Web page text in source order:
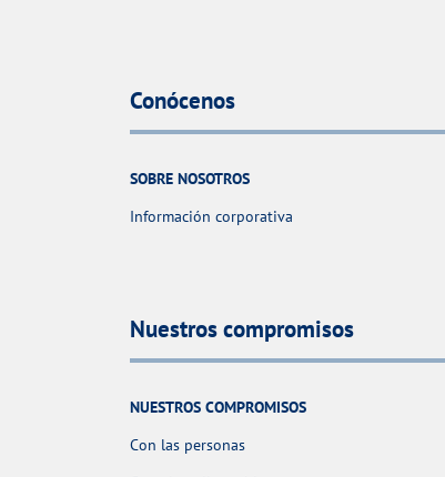
Conócenos
SOBRE NOSOTROS
Información corporativa
Nuestros compromisos
NUESTROS COMPROMISOS
Con las personas